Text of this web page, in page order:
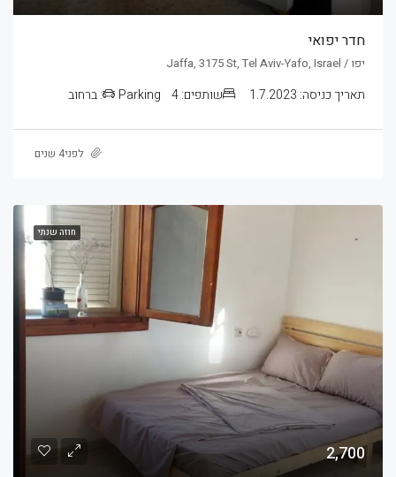
חדר יפואי
יפו / Jaffa, 3175 St, Tel Aviv-Yafo, Israel
תאריך כניסה: 1.7.2023 שותפים:4
Parking: ברחוב
לפני4 שנים
חוזה שנתי
2,700